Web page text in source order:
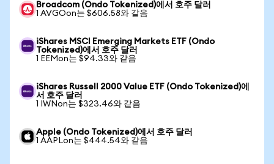
Broadcom (Ondo Tokenized)에서 호주 달러
1 AVGOon는 $606.58와 같음
iShares MSCI Emerging Markets ETF (Ondo
Tokenized)에서 호주 달러
1 EEMon는 $94.33와 같음
iShares Russell 2000 Value ETF (Ondo Tokenized)에
서 호주 달러
1 IWNon는 $323.46와 같음
Apple (Ondo Tokenized)에서 호주 달러
1 AAPLon는 $444.54와 같음